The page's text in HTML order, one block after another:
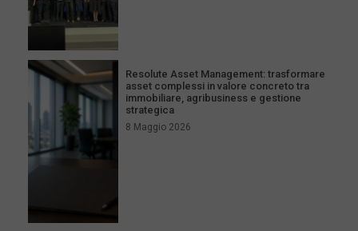
Resolute Asset Management: trasformare
asset complessi in valore concreto tra
immobiliare, agribusiness e gestione
strategica
8 Maggio 2026